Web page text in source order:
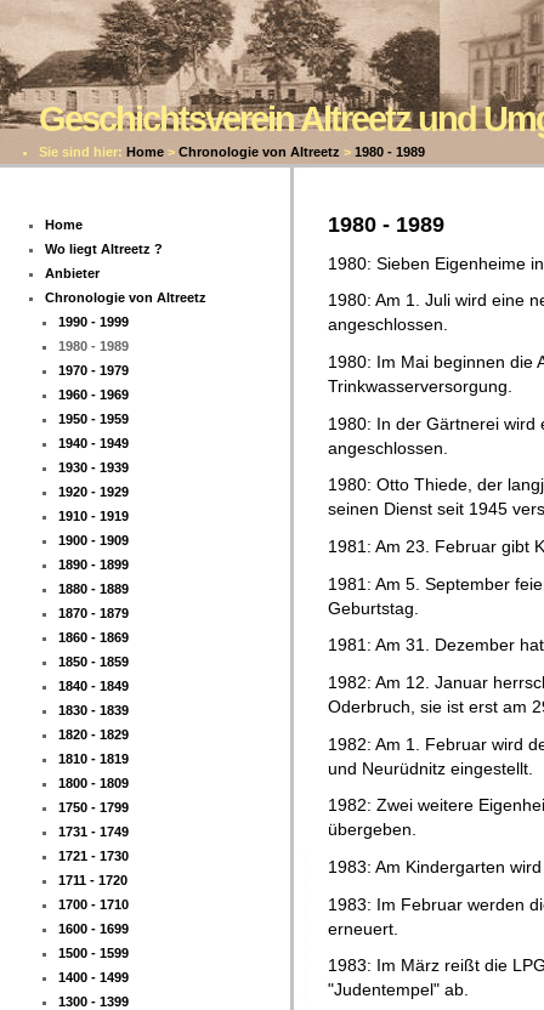
Geschichtsverein Altreetz und
Sie sind hier: Home > Chronologie von Altreetz > 1980 - 1989
Home
Wo liegt Altreetz ?
Anbieter
Chronologie von Altreetz
1990 - 1999
1980 - 1989
1970 - 1979
1960 - 1969
1950 - 1959
1940 - 1949
1930 - 1939
1920 - 1929
1910 - 1919
1900 - 1909
1890 - 1899
1880 - 1889
1870 - 1879
1860 - 1869
1850 - 1859
1840 - 1849
1830 - 1839
1820 - 1829
1810 - 1819
1800 - 1809
1750 - 1799
1731 - 1749
1721 - 1730
1711 - 1720
1700 - 1710
1600 - 1699
1500 - 1599
1400 - 1499
1300 - 1399
1980 - 1989
1980: Sieben Eigenheime
1980: Am 1. Juli wird eine
angeschlossen.
1980: Im Mai beginnen die
Trinkwasserversorgung.
1980: In der Gärtnerei wird
angeschlossen.
1980: Otto Thiede, der
seinen Dienst seit 1945
1981: Am 23. Februar gibt
1981: Am 5. September
Geburtstag.
1981: Am 31. Dezember
1982: Am 12. Januar
Oderbruch, sie ist erst am
1982: Am 1. Februar wird
und Neurüdnitz eingestellt.
1982: Zwei weitere
übergeben.
1983: Am Kindergarten
1983: Im Februar werden
erneuert.
1983: Im März reißt die
"Judentempel" ab.